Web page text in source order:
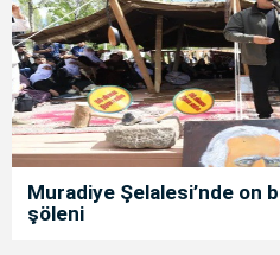
Muradiye Şelalesi’nde on
şöleni